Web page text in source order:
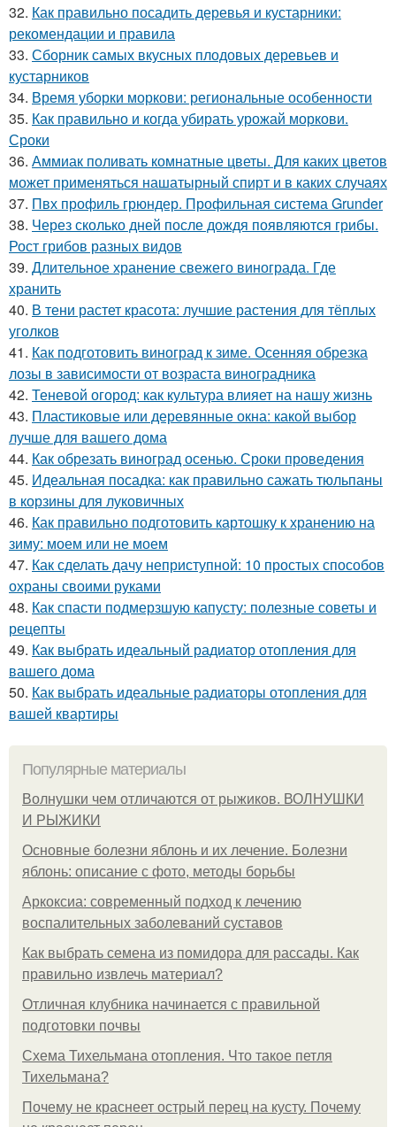
32. Как правильно посадить деревья и кустарники:
рекомендации и правила
33. Сборник самых вкусных плодовых деревьев и
кустарников
34. Время уборки моркови: региональные особенности
35. Как правильно и когда убирать урожай моркови.
Сроки
36. Аммиак поливать комнатные цветы. Для каких цветов
может применяться нашатырный спирт и в каких случаях
37. Пвх профиль грюндер. Профильная система Grunder
38. Через сколько дней после дождя появляются грибы.
Рост грибов разных видов
39. Длительное хранение свежего винограда. Где
хранить
40. В тени растет красота: лучшие растения для тёплых
уголков
41. Как подготовить виноград к зиме. Осенняя обрезка
лозы в зависимости от возраста виноградника
42. Теневой огород: как культура влияет на нашу жизнь
43. Пластиковые или деревянные окна: какой выбор
лучше для вашего дома
44. Как обрезать виноград осенью. Сроки проведения
45. Идеальная посадка: как правильно сажать тюльпаны
в корзины для луковичных
46. Как правильно подготовить картошку к хранению на
зиму: моем или не моем
47. Как сделать дачу неприступной: 10 простых способов
охраны своими руками
48. Как спасти подмерзшую капусту: полезные советы и
рецепты
49. Как выбрать идеальный радиатор отопления для
вашего дома
50. Как выбрать идеальные радиаторы отопления для
вашей квартиры
Популярные материалы
Волнушки чем отличаются от рыжиков. ВОЛНУШКИ
И РЫЖИКИ
Основные болезни яблонь и их лечение. Болезни
яблонь: описание с фото, методы борьбы
Аркоксиа: современный подход к лечению
воспалительных заболеваний суставов
Как выбрать семена из помидора для рассады. Как
правильно извлечь материал?
Отличная клубника начинается с правильной
подготовки почвы
Схема Тихельмана отопления. Что такое петля
Тихельмана?
Почему не краснеет острый перец на кусту. Почему